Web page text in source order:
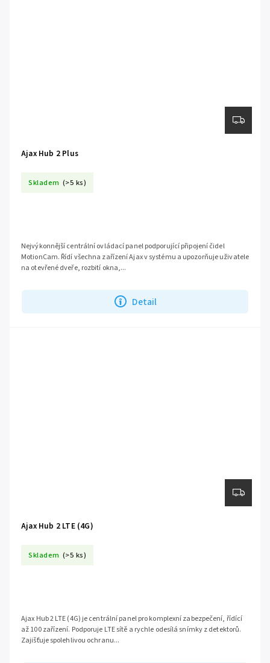
Ajax Hub 2 Plus
Skladem (>5 ks)
Detail
Nejvýkonnější centrální ovládací panel podporující připojení čidel
MotionCam. Řídí všechna zařízení Ajax v systému a upozorňuje uživatele
na otevřené dveře, rozbití okna,...
Ajax Hub 2 LTE (4G)
Skladem (>5 ks)
Ajax Hub 2 LTE (4G) je centrální panel pro komplexní zabezpečení, řídící
až 100 zařízení. Podporuje LTE sítě a rychle odesílá snímky z detektorů.
Zajišťuje spolehlivou ochranu...